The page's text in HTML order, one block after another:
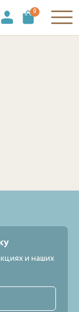
0
и наших